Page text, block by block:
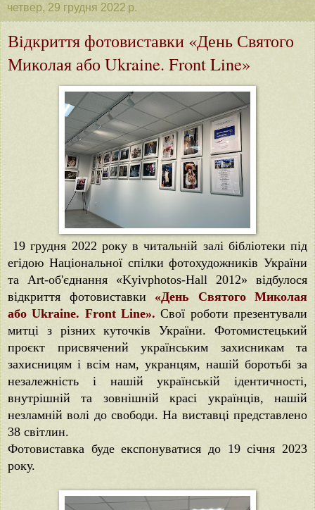
четвер, 29 грудня 2022 р.
Відкриття фотовиставки «День Святого
Миколая або Ukraine. Front Line»
19 грудня 2022 року в читальній залі бібліотеки під
егідою Національної спілки фотохудожників України
та Art-об'єднання «Kyivphotos-Нall 2012» відбулося
відкриття фотовиставки «День Святого Миколая
або Ukraine. Front Line». Свої роботи презентували
митці з різних куточків України. Фотомистецький
проєкт присвячений українським захисникам та
захисницям і всім нам, укранцям, нашій боротьбі за
незалежність і нашій українській ідентичності,
внутрішній та зовнішній красі українців, нашій
незламній волі до свободи. На виставці представлено
38 світлин.
Фотовиставка буде експонуватися до 19 січня 2023
року.